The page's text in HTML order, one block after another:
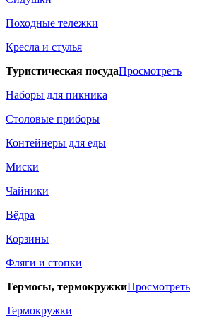
Походные тележки
Кресла и стулья
Туристическая посудаПросмотреть
Наборы для пикника
Столовые приборы
Контейнеры для еды
Миски
Чайники
Вёдра
Корзины
Фляги и стопки
Термосы, термокружкиПросмотреть
Термокружки